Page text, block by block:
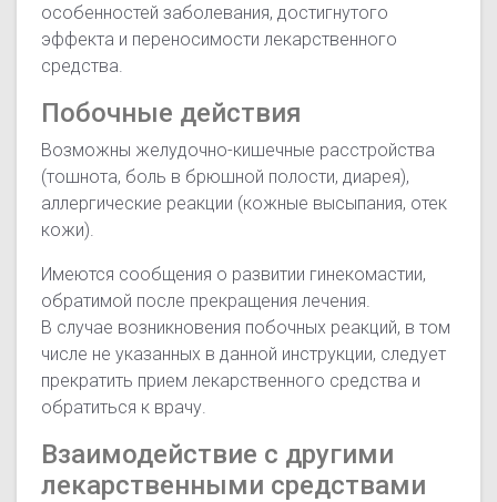
особенностей заболевания, достигнутого
эффекта и переносимости лекарственного
средства.
Побочные действия
Возможны желудочно-кишечные расстройства
(тошнота, боль в брюшной полости, диарея),
аллергические реакции (кожные высыпания, отек
кожи).
Имеются сообщения о развитии гинекомастии,
обратимой после прекращения лечения.
В случае возникновения побочных реакций, в том
числе не указанных в данной инструкции, следует
прекратить прием лекарственного средства и
обратиться к врачу.
Взаимодействие с другими
лекарственными средствами